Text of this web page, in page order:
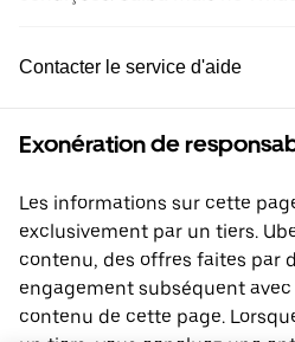
Contacter le service d'aide
Exonération de
Les informations sur cette
exclusivement par un tiers.
contenu, des offres faites par
engagement subséquent
contenu de cette page.